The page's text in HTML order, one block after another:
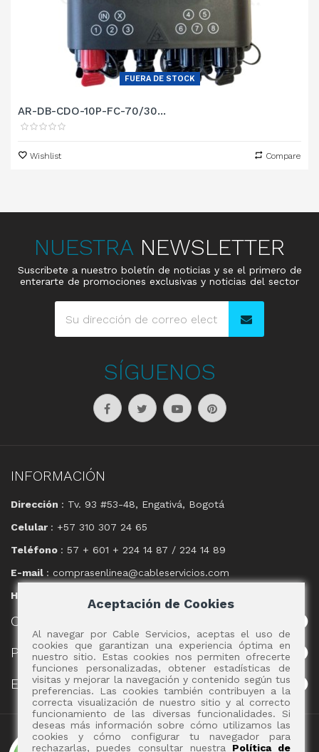
FUERA DE STOCK
AR-DB-CDO-10P-FC-70/30...
Wishlist Compare
NUESTRA NEWSLETTER
Suscribete a nuestro boletín de noticias y se el primero de
enterarte de promociones exclusivas y noticias del sector
SÍGUENOS
INFORMACIÓN
Dirección : Tv. 93 #53-48, Engativá, Bogotá
Celular : +57 310 307 24 65
Teléfono : 57 + 601 + 224 14 87 / 224 14 89
E-mail : comprasenlinea@cableservicios.com
Horario
CABLE
POLÍTICAS
EVENTOS
Aceptación de Cookies
Al navegar por Cable Servicios, aceptas el uso de
cookies que garantizan una experiencia óptima en
nuestro sitio. Estas cookies nos permiten ofrecerte
funciones personalizadas, obtener estadísticas de
visitas y mejorar la navegación y contenido según tus
preferencias. Las cookies también contribuyen a la
correcta visualización de nuestro sitio y al correcto
funcionamiento de las diversas funcionalidades. Si
deseas más información sobre cómo utilizamos las
cookies y cómo configurar tu navegador para
rechazarlas, puedes consultar nuestra Política de
Copyright 2017 - Cable Servicios S.A.